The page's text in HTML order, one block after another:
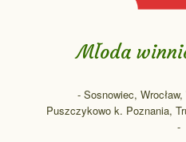
Młoda
- Sosnowiec,
Puszczykowo k. Poznania,
-